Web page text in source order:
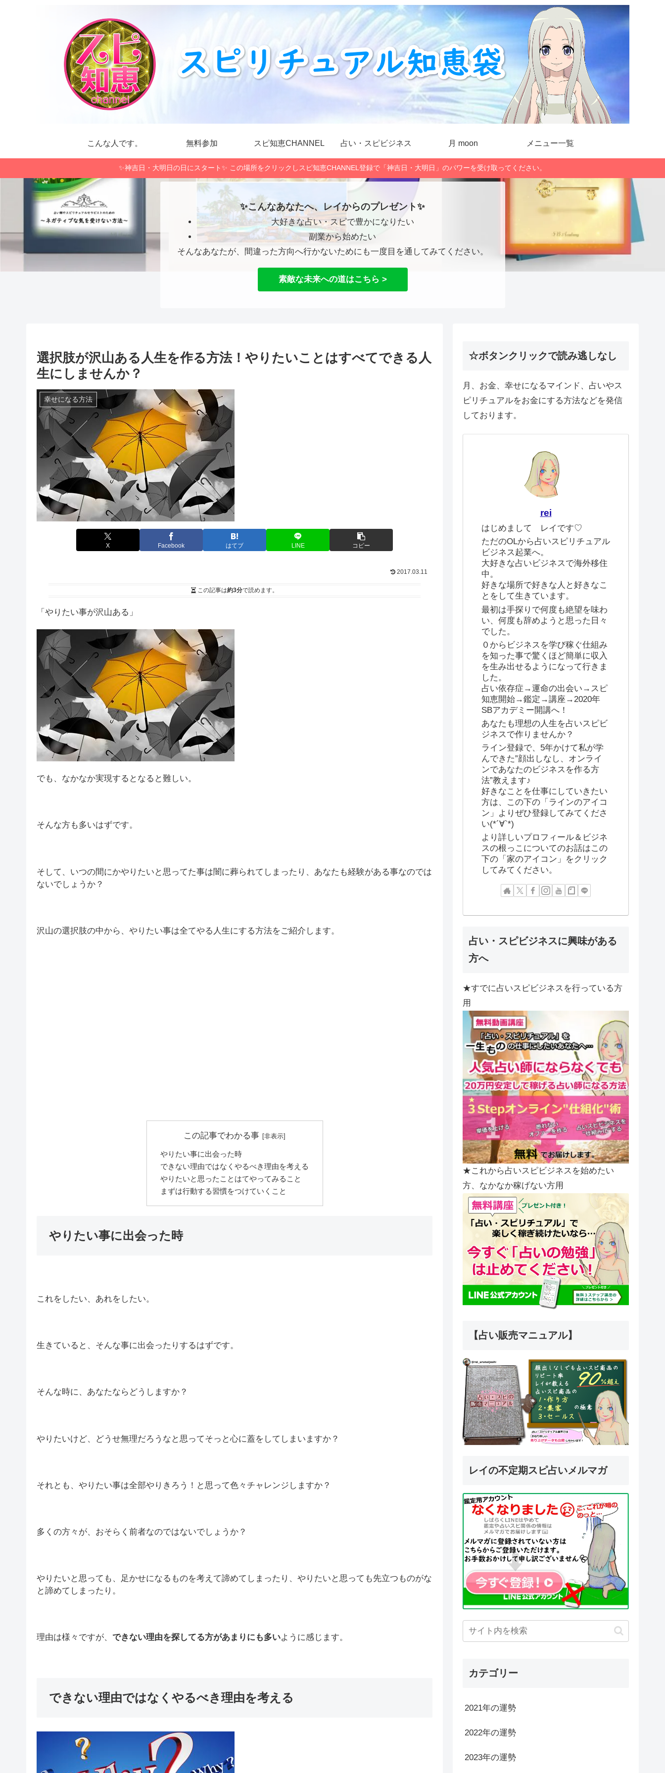
こんな人です。 無料参加 スピ知恵CHANNEL 占い・スピビジネス 月 moon メニュー一覧
✨神吉日・大明日の日にスタート✨ この場所をクリックしスピ知恵CHANNEL登録で「神吉日・大明日」のパワーを受け取ってください。
✨こんなあなたへ、レイからのプレゼント✨
大好きな占い・スピで豊かになりたい
副業から始めたい
そんなあなたが、間違った方向へ行かないためにも一度目を通してみてください。
素敵な未来への道はこちら >
選択肢が沢山ある人生を作る方法！やりたいことはすべてできる人
生にしませんか？
幸せになる方法
X Facebook はてブ LINE コピー
2017.03.11
この記事は約3分で読めます。
「やりたい事が沢山ある」
でも、なかなか実現するとなると難しい。
そんな方も多いはずです。
そして、いつの間にかやりたいと思ってた事は闇に葬られてしまったり、あなたも経験がある事なのでは
ないでしょうか？
沢山の選択肢の中から、やりたい事は全てやる人生にする方法をご紹介します。
この記事でわかる事
やりたい事に出会った時
できない理由ではなくやるべき理由を考える
やりたいと思ったことはてやってみること
まずは行動する習慣をつけていくこと
やりたい事に出会った時
これをしたい、あれをしたい。
生きていると、そんな事に出会ったりするはずです。
そんな時に、あなたならどうしますか？
やりたいけど、どうせ無理だろうなと思ってそっと心に蓋をしてしまいますか？
それとも、やりたい事は全部やりきろう！と思って色々チャレンジしますか？
多くの方々が、おそらく前者なのではないでしょうか？
やりたいと思っても、足かせになるものを考えて諦めてしまったり、やりたいと思っても先立つものがな
と諦めてしまったり。
理由は様々ですが、 できない理由を探してる方があまりにも多いように感じます。
できない理由ではなくやるべき理由を考える
☆ボタンクリックで読み逃しなし
月、お金、幸せになるマインド、占いやス
ピリチュアルをお金にする方法などを発信
しております。
rei
はじめまして レイです♡
ただのOLから占いスピリチュアル
ビジネス起業へ。
大好きな占いビジネスで海外移住
中。
好きな場所で好きな人と好きなこ
とをして生きています。
最初は手探りで何度も絶望を味わ
い、何度も辞めようと思った日々
でした。
０からビジネスを学び稼ぐ仕組み
を知った事で驚くほど簡単に収入
を生み出せるようになって行きま
した。
占い依存症→運命の出会い→スピ
知恵開始→鑑定→講座→2020年
SBアカデミー開講へ！
あなたも理想の人生を占いスピビ
ジネスで作りませんか？
ライン登録で、5年かけて私が学
んできた”顔出しなし、オンライ
ンであなたのビジネスを作る方
法”教えます♪
好きなことを仕事にしていきたい
方は、この下の「ラインのアイコ
ン」よりぜひ登録してみてくださ
い(*´∀`*)
より詳しいプロフィール＆ビジネ
スの根っこについてのお話はこの
下の「家のアイコン」をクリック
してみてください。
占い・スピビジネスに興味がある
方へ
★すでに占いスピビジネスを行っている方
用
★これから占いスピビジネスを始めたい
方、なかなか稼げない方用
【占い販売マニュアル】
レイの不定期スピ占いメルマガ
カテゴリー
2021年の運勢
2022年の運勢
2023年の運勢